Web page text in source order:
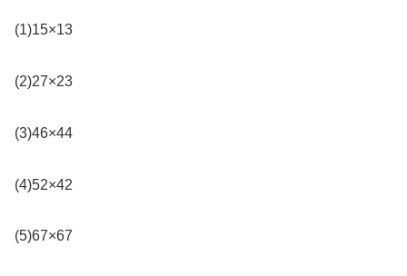
(1)15×13
(2)27×23
(3)46×44
(4)52×42
(5)67×67